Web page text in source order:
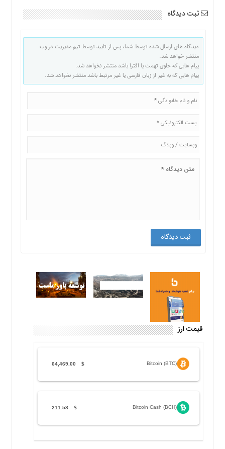
ثبت دیدگاه
دیدگاه های ارسال شده توسط شما، پس از تایید توسط تیم مدیریت در وب
منتشر خواهد شد.
پیام هایی که حاوی تهمت یا افترا باشد منتشر نخواهد شد.
پیام هایی که به غیر از زبان فارسی یا غیر مرتبط باشد منتشر نخواهد شد.
قیمت ارز
Bitcoin (BTC)
$
64,469.00
Bitcoin Cash (BCH)
$
211.58